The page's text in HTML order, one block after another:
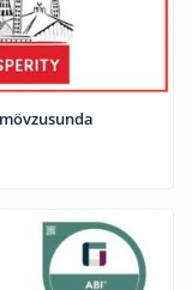
mövzusunda